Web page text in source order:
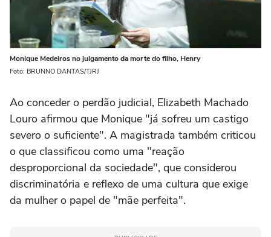
Monique Medeiros no julgamento da morte do filho, Henry
Foto: BRUNNO DANTAS/TJRJ
Ao conceder o perdão judicial, Elizabeth Machado
Louro afirmou que Monique "já sofreu um castigo
severo o suficiente". A magistrada também criticou
o que classificou como uma "reação
desproporcional da sociedade", que considerou
discriminatória e reflexo de uma cultura que exige
da mulher o papel de "mãe perfeita".